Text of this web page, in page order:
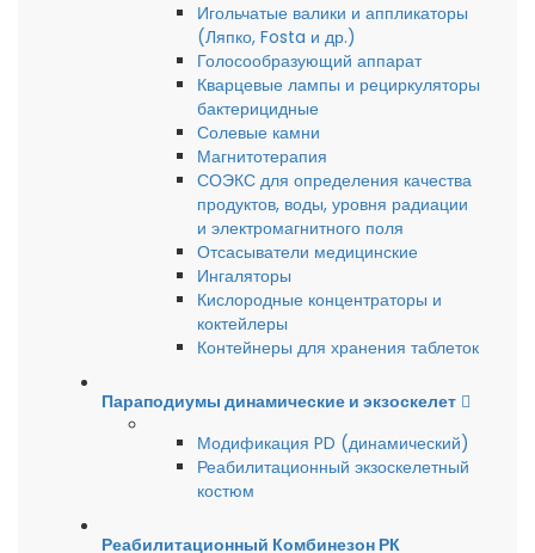
Игольчатые валики и аппликаторы
(Ляпко, Fosta и др.)
Голосообразующий аппарат
Кварцевые лампы и рециркуляторы
бактерицидные
Солевые камни
Магнитотерапия
СОЭКС для определения качества
продуктов, воды, уровня радиации
и электромагнитного поля
Отсасыватели медицинские
Ингаляторы
Кислородные концентраторы и
коктейлеры
Контейнеры для хранения таблеток
Параподиумы динамические и экзоскелет
Модификация PD (динамический)
Реабилитационный экзоскелетный
костюм
Реабилитационный Комбинезон РК